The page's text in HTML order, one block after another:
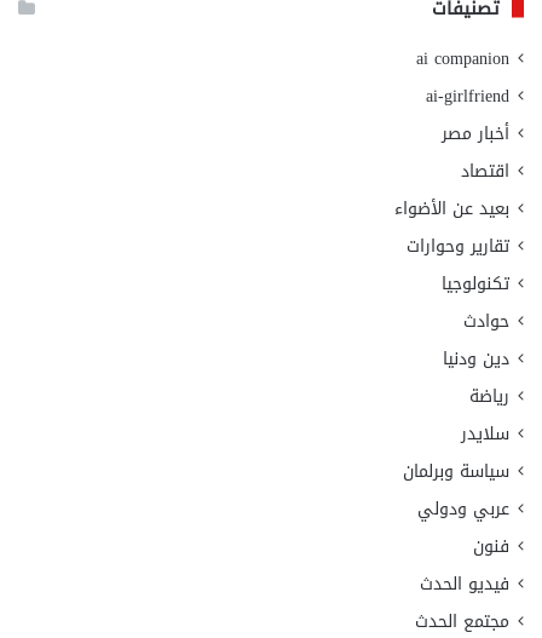
تصنيفات
ai companion
ai-girlfriend
أخبار مصر
اقتصاد
بعيد عن الأضواء
تقارير وحوارات
تكنولوجيا
حوادث
دين ودنيا
رياضة
سلايدر
سياسة وبرلمان
عربي ودولي
فنون
فيديو الحدث
مجتمع الحدث